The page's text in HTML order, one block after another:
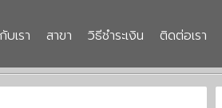
บเรา สาขา วิธีชำระเงิน ติดต่อเรา